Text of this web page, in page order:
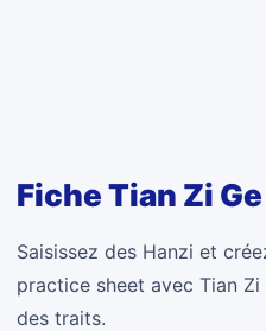
Fiche Tian Zi Ge
Saisissez des Hanzi et
practice sheet avec Tian
des traits.